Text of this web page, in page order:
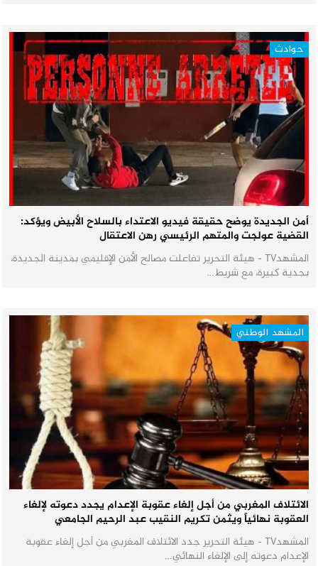
حوادث
أمن الجديدة يوضح حقيقة فيديو الاعتداء بالسلاح الأبيض ويؤكد:
القضية عولجت والمتهم الرئيسي رهن الاعتقال
المشهدTV - هيئة التحرير تفاعلت مصالح الأمن الإقليمي بمدينة الجديدة،
بجدية كبيرة، مع شريط…
المشهد الوطني
الائتلاف المغربي من أجل إلغاء عقوبة الإعدام يجدد دعوته لإلغاء
العقوبة نهائياً ويثمن تكريم النقيب عبد الرحيم الجامعي
المشهدTV - هيئة التحرير جدد الائتلاف المغربي من أجل إلغاء عقوبة
الإعدام دعوته إلى الإلغاء النهائي…